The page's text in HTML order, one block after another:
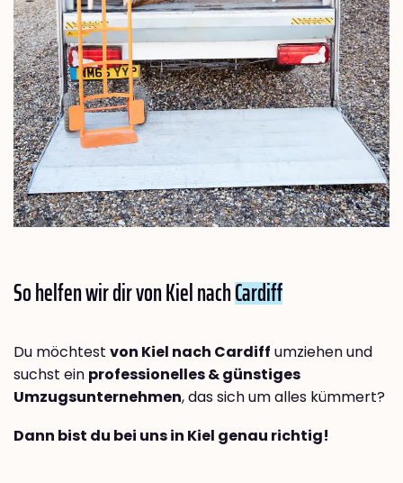
So helfen wir dir von Kiel nachCardiff
Du möchtest von Kiel nach Cardiff umziehen und
suchst ein professionelles & günstiges
Umzugsunternehmen, das sich um alles kümmert?
Dann bist du bei uns in Kiel genau richtig!